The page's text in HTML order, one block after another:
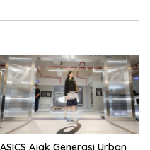
ASICS Ajak Generasi Urban